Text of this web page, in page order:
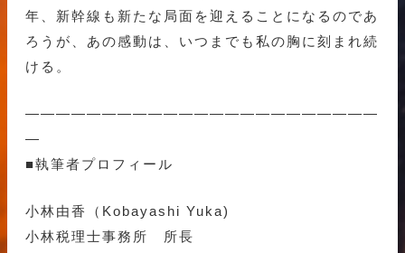
年、新幹線も新たな局面を迎えることになるのであ
ろうが、あの感動は、いつまでも私の胸に刻まれ続
ける。
———————————————————————
—
■執筆者プロフィール
小林由香（Kobayashi Yuka)
小林税理士事務所 所長